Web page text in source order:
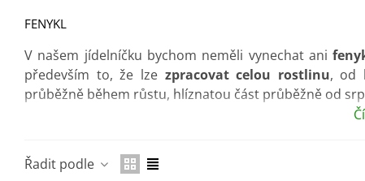
FENYKL
V našem jídelníčku bychom neměli vynechat ani
především to, že lze zpracovat celou rostlinu, od
průběžně během růstu, hlíznatou část průběžně od
nejčastěji používá proti nadýmání
Řadit podle